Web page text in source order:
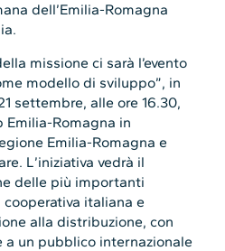
dell’Emilia-Romagna
missione ci sarà l’evento
modello di sviluppo”, in
settembre, alle ore 16.30,
Emilia-Romagna in
Emilia-Romagna e
L’iniziativa vedrà il
delle più importanti
italiana e
alla distribuzione, con
a un pubblico internazionale